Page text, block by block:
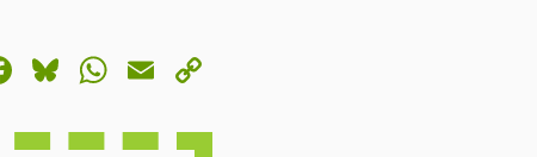
Facebook
Bluesky
WhatsApp
Email